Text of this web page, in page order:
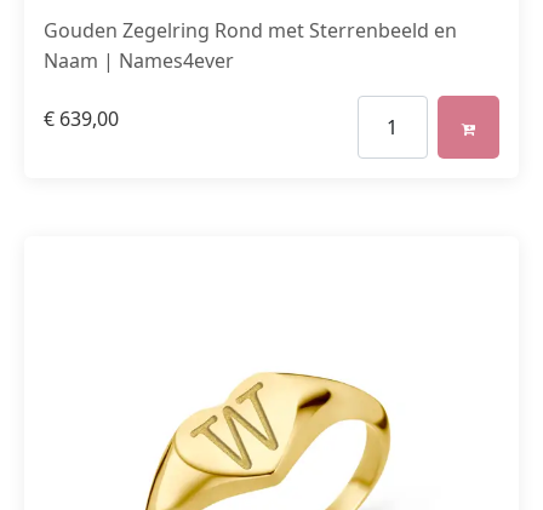
Gouden Zegelring Rond met Sterrenbeeld en
Naam | Names4ever
€ 639,00